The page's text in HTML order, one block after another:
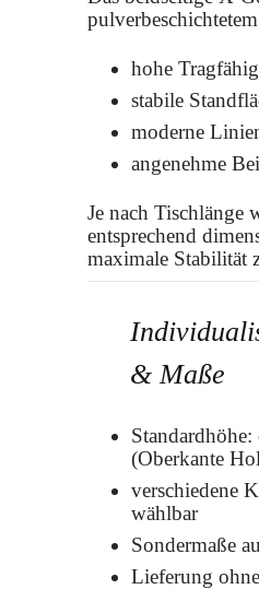
hohe
stabile
moderne
angenehme
Je nach Tischlänge
entsprechend
maximale Stabilität
& Maße
Standardhöhe:
(Oberkante
verschiedene
wählbar
Sondermaße
Lieferung